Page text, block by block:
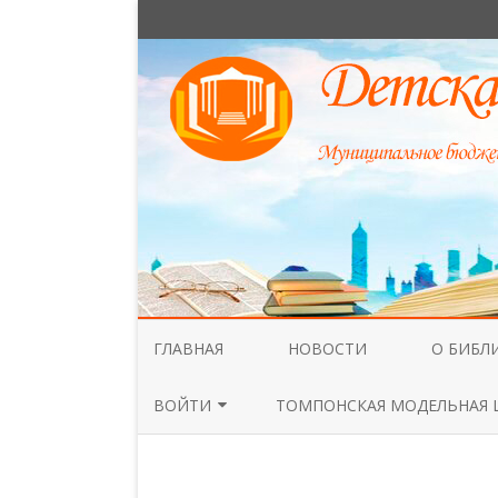
ГЛАВНАЯ НОВОСТИ О
НАШИ
ВОЙТИ ТОМПОНСКАЯ МОДЕЛЬНАЯ